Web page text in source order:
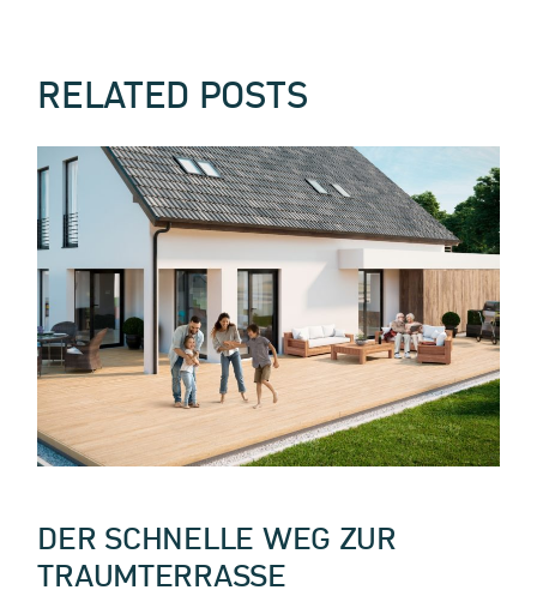
RELATED POSTS
DER SCHNELLE WEG ZUR
TRAUMTERRASSE